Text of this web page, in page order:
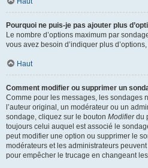
Pourquoi ne puis-je pas ajouter plus
Le nombre d’options maximum par
vous avez besoin d’indiquer plus
Haut
Comment modifier ou supprimer un
Comme pour les messages, les sondages
l’auteur original, un modérateur ou un
sondage, cliquez sur le bouton Modifierdu
toujours celui auquel est associé le
peut modifier une option ou supprimer le
modérateurs et les administrateurs
pour empêcher le trucage en changeant